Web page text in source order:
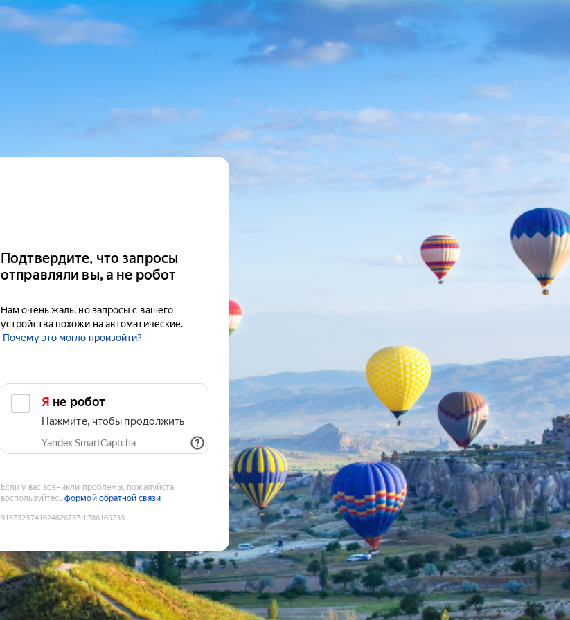
Подтвердите, что запросы
отправляли вы, а не робот
Нам очень жаль, но запросы с вашего
устройства похожи на автоматические.
Почему это могло произойти?
Я не робот
Нажмите, чтобы продолжить
Yandex SmartCaptcha
Если у вас возникли проблемы, пожалуйста,
воспользуйтесьформой обратной связи
9187323741624626737:1786169233